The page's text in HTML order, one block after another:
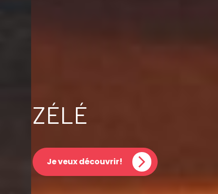
ZÉLÉ
Je veux découvrir!